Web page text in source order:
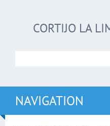
CORTIJO LA
NAVIGATION